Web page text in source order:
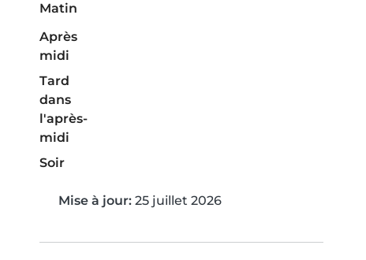
Matin
Après
midi
Tard
dans
l'après-
midi
Soir
Mise à jour: 25 juillet 2026